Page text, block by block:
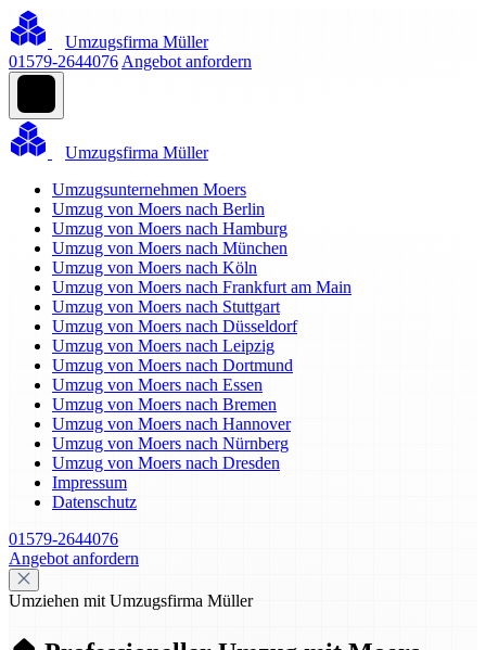
Umzugsfirma Müller
01579-2644076 Angebot anfordern
Umzugsfirma Müller
Umzugsunternehmen Moers
Umzug von Moers nach Berlin
Umzug von Moers nach Hamburg
Umzug von Moers nach München
Umzug von Moers nach Köln
Umzug von Moers nach Frankfurt am Main
Umzug von Moers nach Stuttgart
Umzug von Moers nach Düsseldorf
Umzug von Moers nach Leipzig
Umzug von Moers nach Dortmund
Umzug von Moers nach Essen
Umzug von Moers nach Bremen
Umzug von Moers nach Hannover
Umzug von Moers nach Nürnberg
Umzug von Moers nach Dresden
Impressum
Datenschutz
01579-2644076
Angebot anfordern
Umziehen mit Umzugsfirma Müller